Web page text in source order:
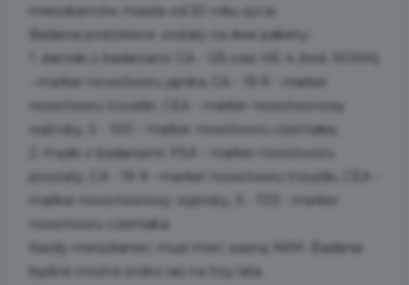
mieszkańców miasta od 20 roku życia.
Badania podzielone zostały na dwa pakiety:
1. damski z badaniami: CA - 125 oraz HE 4 (test ROMA)
- marker nowotworu jajnika, CA - 19-9 - marker
nowotworu trzustki, CEA - marker nowotworowy
wątroby, S - 100 - marker nowotworu czerniaka,
2. męski z badaniami: PSA - marker nowotworu
prostaty, CA - 19-9 - marker nowotworu trzustki, CEA -
marker nowotworowy wątroby, S - 100 - marker
nowotworu czerniaka.
Każdy mieszkaniec musi mieć ważną KKM. Badania
będzie można zrobić raz na trzy lata.